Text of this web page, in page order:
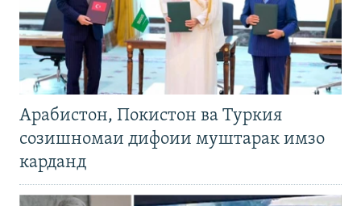
Арабистон, Покистон ва Туркия
созишномаи дифоии муштарак имзо
карданд